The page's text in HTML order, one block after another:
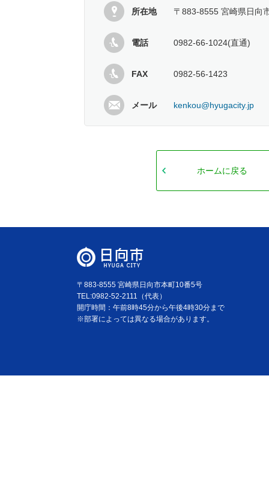
所在地 〒883-8555 宮崎県日向
電話 0982-66-1024(直通)
FAX 0982-56-1423
メール kenkou@hyugacity.jp
ホームに戻る
〒883-8555 宮崎県日向市本町10番5号
TEL:0982-52-2111（代表）
開庁時間：午前8時45分から午後4時30分まで
※部署によっては異なる場合があります。